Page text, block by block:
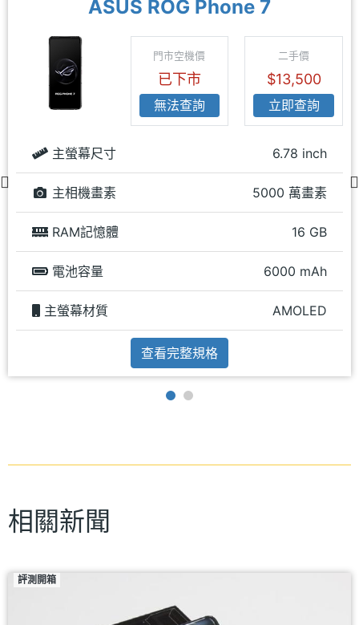
ASUS ROG Phone 7
門市空機價
已下市
無法查詢
二手價
$13,500
立即查詢
主螢幕尺寸 6.78 inch
主相機畫素 5000 萬畫素
RAM記憶體 16 GB
電池容量 6000 mAh
主螢幕材質 AMOLED
查看完整規格
相關新聞
評測開箱